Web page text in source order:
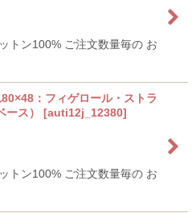
トン100% ご注文数量毎の お
80×48：フィゲロール・ストラ
ス）
[auti12j_12380]
トン100% ご注文数量毎の お